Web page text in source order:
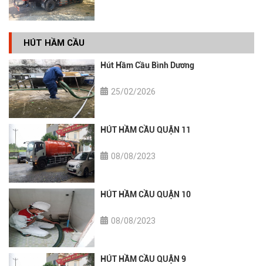
HÚT HẦM CẦU
Hút Hầm Cầu Bình Dương
25/02/2026
HÚT HẦM CẦU QUẬN 11
08/08/2023
HÚT HẦM CẦU QUẬN 10
08/08/2023
HÚT HẦM CẦU QUẬN 9